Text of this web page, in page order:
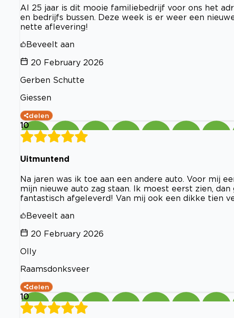
Al 25 jaar is dit mooie familiebedrijf voor ons het
en bedrijfs bussen. Deze week is er weer een
nette aflevering!
Beveelt aan
20 February 2026
Gerben Schutte
Giessen
delen
10
Uitmuntend
Na jaren was ik toe aan een andere auto. Voor mij
mijn nieuwe auto zag staan. Ik moest eerst zien,
fantastisch afgeleverd! Van mij ook een dikke tien
Beveelt aan
20 February 2026
Olly
Raamsdonksveer
delen
10